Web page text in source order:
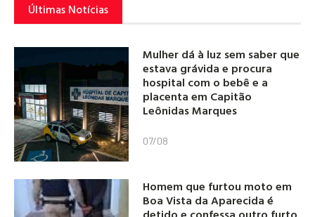
Últimas Notícias
Mulher dá à luz sem saber que
estava grávida e procura
hospital com o bebê e a
placenta em Capitão
Leônidas Marques
07/08
Homem que furtou moto em
Boa Vista da Aparecida é